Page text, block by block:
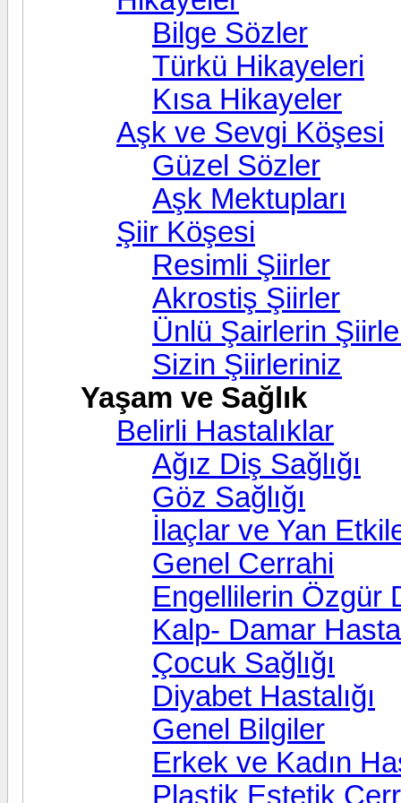
Bilge Sözler
Türkü Hikayeleri
Kısa Hikayeler
Aşk ve Sevgi Köşesi
Güzel Sözler
Aşk Mektupları
Şiir Köşesi
Resimli Şiirler
Akrostiş Şiirler
Ünlü Şairlerin
Sizin Şiirleriniz
Yaşam ve Sağlık
Belirli Hastalıklar
Ağız Diş Sağlığı
Göz Sağlığı
İlaçlar ve Yan
Genel Cerrahi
Engellilerin Özgür
Kalp- Damar
Çocuk Sağlığı
Diyabet Hastalığı
Genel Bilgiler
Erkek ve Kadın
Plastik Estetik